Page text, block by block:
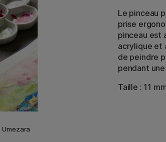
Le pinceau
prise
pinceau est
acrylique et
de peindre
pendant
Taille : 11